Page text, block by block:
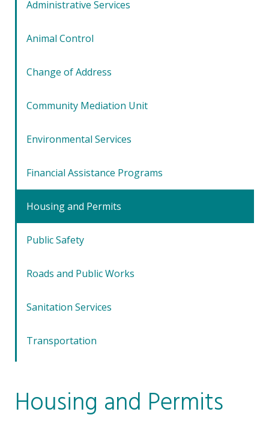
Administrative Services
Animal Control
Change of Address
Community Mediation Unit
Environmental Services
Financial Assistance Programs
Housing and Permits
Public Safety
Roads and Public Works
Sanitation Services
Transportation
Housing and Permits